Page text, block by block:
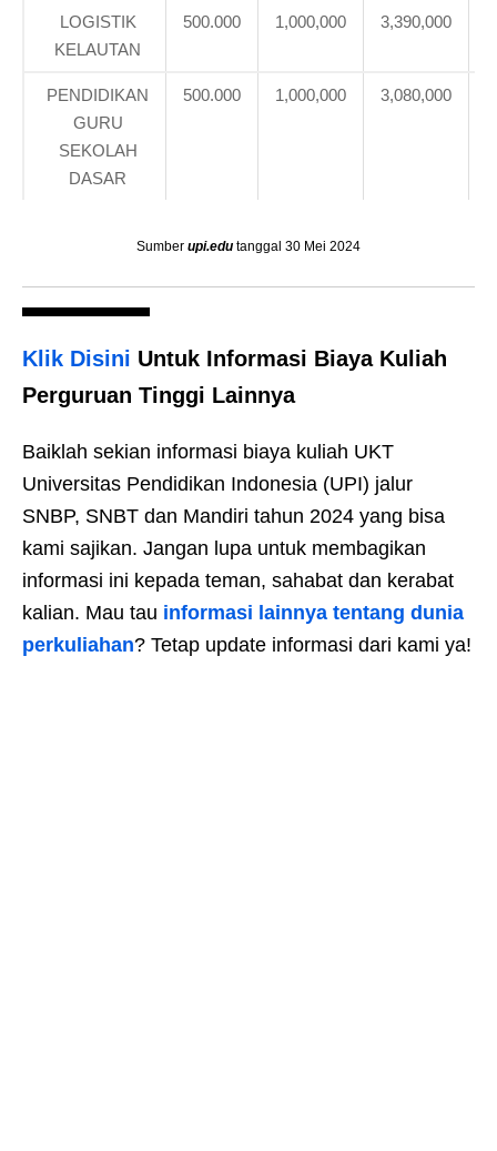
LOGISTIK
KELAUTAN
500.000 1,000,000 3,390,000
PENDIDIKAN
GURU
SEKOLAH
DASAR
500.000 1,000,000 3,080,000
Sumber upi.edu tanggal 30 Mei 2024
Klik Disini Untuk Informasi Biaya Kuliah
Perguruan Tinggi Lainnya
Baiklah sekian informasi biaya kuliah UKT
Universitas Pendidikan Indonesia (UPI) jalur
SNBP, SNBT dan Mandiri tahun 2024 yang bisa
kami sajikan. Jangan lupa untuk membagikan
informasi ini kepada teman, sahabat dan kerabat
kalian. Mau tau informasi lainnya tentang dunia
perkuliahan? Tetap update informasi dari kami ya!